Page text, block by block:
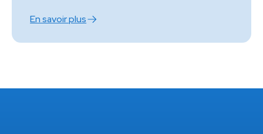
En savoir plus